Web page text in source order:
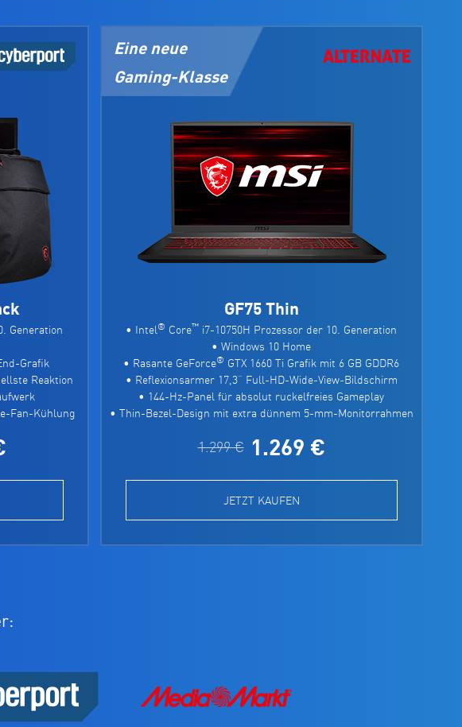
Generation
Grafik
Reaktion
Fan-Kühlung
Eine neue
Gaming-Klasse
GF75 Thin
• Intel® Core™ i7-10750H Prozessor der 10. Generation
• Windows 10 Home
• Rasante GeForce® GTX 1660 Ti Grafik mit 6 GB GDDR6
• Reflexionsarmer 17,3“ Full-HD-Wide-View-Bildschirm
• 144-Hz-Panel für absolut ruckelfreies Gameplay
• Thin-Bezel-Design mit extra dünnem 5-mm-Monitorrahmen
1.299 € 1.269 €
JETZT KAUFEN